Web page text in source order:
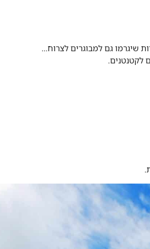
שיגרמו גם למבוגרים לצרוח…
לקטנטנים.